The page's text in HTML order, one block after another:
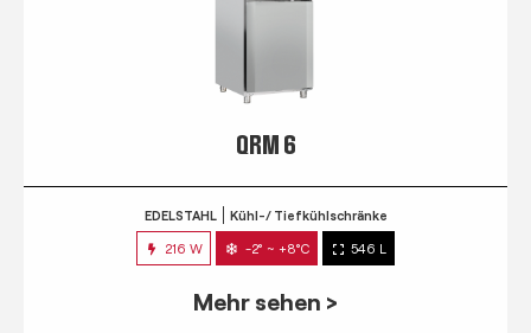
QRM 6
EDELSTAHL Kühl-/ Tiefkühlschränke
216 W -2° ~ +8°C 546 L
Mehr sehen >